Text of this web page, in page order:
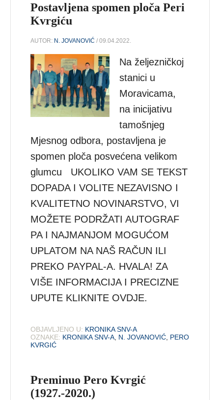
Postavljena spomen ploča Peri
Kvrgiću
AUTOR: N. JOVANOVIĆ / 09.04.2022.
Na željezničkoj
stanici u
Moravicama,
na inicijativu
tamošnjeg
Mjesnog odbora, postavljena je
spomen ploča posvećena velikom
glumcu UKOLIKO VAM SE TEKST
DOPADA I VOLITE NEZAVISNO I
KVALITETNO NOVINARSTVO, VI
MOŽETE PODRŽATI AUTOGRAF
PA I NAJMANJOM MOGUĆOM
UPLATOM NA NAŠ RAČUN ILI
PREKO PAYPAL-A. HVALA! ZA
VIŠE INFORMACIJA I PRECIZNE
UPUTE KLIKNITE OVDJE.
OBJAVLJENO U: KRONIKA SNV-A
OZNAKE: KRONIKA SNV-A N. JOVANOVIĆ PERO
KVRGIĆ
Preminuo Pero Kvrgić
(1927.-2020.)